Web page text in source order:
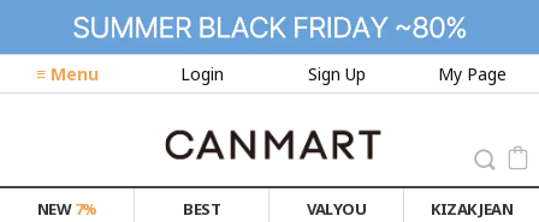
≡ Menu Login Sign Up My Page
NEW7% BEST VALYOU
KIZAK JEAN